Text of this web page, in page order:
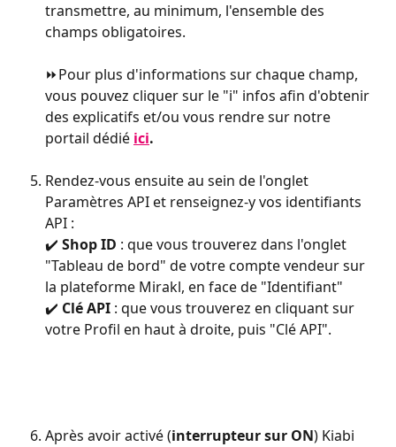
transmettre, au minimum, l'ensemble des
champs obligatoires.
⏩Pour plus d'informations sur chaque champ,
vous pouvez cliquer sur le "i" infos afin d'obtenir
des explicatifs et/ou vous rendre sur notre
portail dédié ici.
Rendez-vous ensuite au sein de l'onglet
Paramètres API et renseignez-y vos identifiants
API :
✔️ Shop ID : que vous trouverez dans l'onglet
"Tableau de bord" de votre compte vendeur sur
la plateforme Mirakl, en face de "Identifiant"
✔️ Clé API : que vous trouverez en cliquant sur
votre Profil en haut à droite, puis "Clé API".
Après avoir activé (interrupteur sur ON) Kiabi